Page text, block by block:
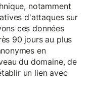
notamment
d'attaques sur
ces données
90 jours au plus
en
du domaine, de
un lien avec